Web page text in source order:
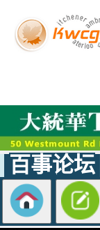
百事论坛